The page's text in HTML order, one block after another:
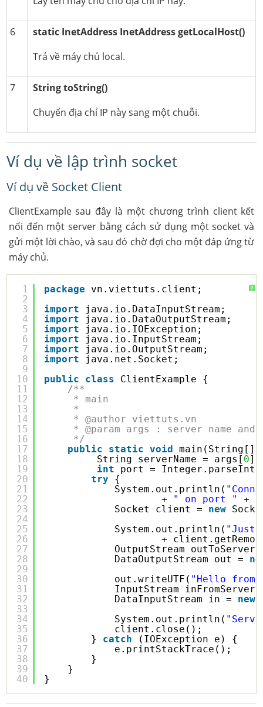
6
static InetAddress InetAddress getLocalHost()
Trả về máy chủ local.
7
String toString()
Chuyển địa chỉ IP này sang một chuỗi.
Ví dụ về lập trình socket
Ví dụ về Socket Client
ClientExample sau đây là một chương trình client kết
nối đến một server bằng cách sử dụng một socket và
gửi một lời chào, và sau đó chờ đợi cho một đáp ứng từ
máy chủ.
?
1
2
3
4
5
6
7
8
9
10
11
12
13
14
15
16
17
18
19
20
21
22
23
24
25
26
27
28
29
30
31
32
33
34
35
36
37
38
39
40
package
vn.viettuts.client;
import
java.io.DataInputStream;
import
java.io.DataOutputStream;
import
java.io.IOException;
import
java.io.InputStream;
import
java.io.OutputStream;
import
java.net.Socket;
public
class
ClientExample {
/**
* main
*
* @author viettuts.vn
* @param args : server name
*/
public
static void
main(String[]
String serverName = args[ 0];
int
port =
try
{
System.out.println(
+ " on port "
+
Socket client = new
System.out.println( "Just
+
OutputStream
DataOutputStream out =
out.writeUTF( "Hello from
InputStream
DataInputStream in = new
System.out.println(
client.close();
} catch
(IOException e) {
e.printStackTrace();
}
}
}